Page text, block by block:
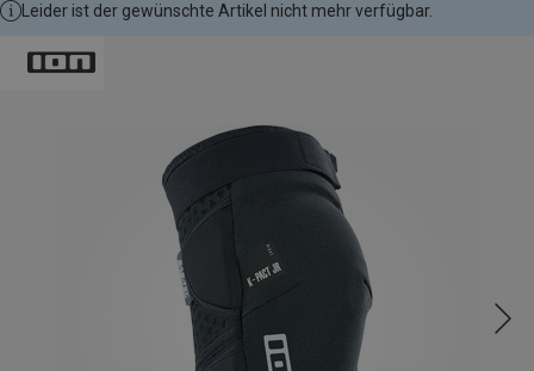
Leider ist der gewünschte Artikel nicht mehr verfügbar.